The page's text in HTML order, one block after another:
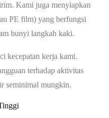
Kami juga menyiapkan
PE film) yang berfungsi
bunyi langkah kaki.
kecepatan kerja kami.
terhadap aktivitas
seminimal mungkin.